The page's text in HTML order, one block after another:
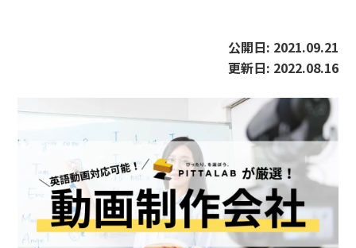
公開日: 2021.09.21
更新日: 2022.08.16